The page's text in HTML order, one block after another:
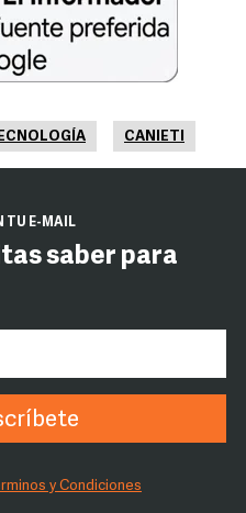
CANIETI
TU E-MAIL
saber para
y Condiciones